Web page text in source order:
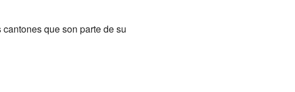
que son parte de su